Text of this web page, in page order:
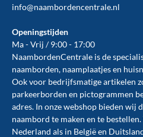
info@naambordencentrale.nl
Openingstijden
Ma - Vrij / 9:00 - 17:00
NaambordenCentrale is de
naamborden, naamplaatjes en
Ook voor bedrijfsmatige artikelen
parkeerborden en pictogrammen
adres. In onze webshop bieden wij
naambord te maken en te bestellen
Nederland als in België en